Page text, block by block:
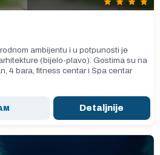
ambijentu i u potpunosti je
(bijelo-plavo). Gostima su na
4 bara, fitness centar i Spa centar
Detaljnije